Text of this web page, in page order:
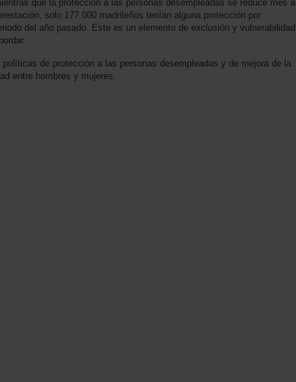
que la protección a las personas desempleadas se reduce mes a
solo 177.000 madrileños tenían alguna protección por
del año pasado. Este es un elemento de exclusión y vulnerabilidad
de protección a las personas desempleadas y de mejora de la
entre hombres y mujeres.